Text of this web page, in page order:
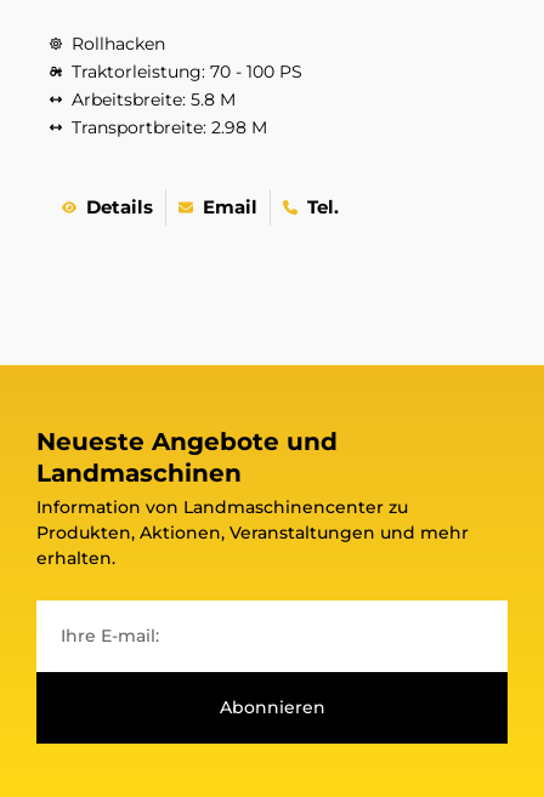
Rollhacken
Traktorleistung: 70 - 100 PS
Arbeitsbreite: 5.8 M
Transportbreite: 2.98 M
Details Email Tel.
Neueste Angebote und
Landmaschinen
Information von Landmaschinencenter zu
Produkten, Aktionen, Veranstaltungen und mehr
erhalten.
Abonnieren